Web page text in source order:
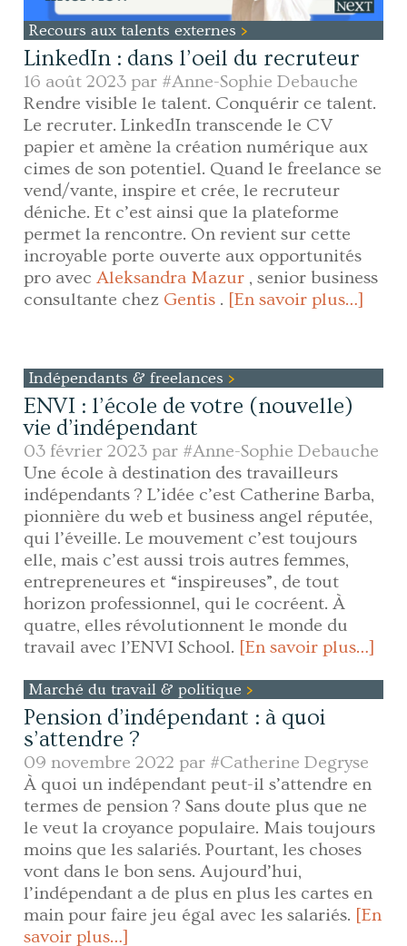
Recours aux talents externes
LinkedIn : dans l’oeil du recruteur
16 août 2023 par #Anne-Sophie Debauche
Rendre visible le talent. Conquérir ce talent.
Le recruter. LinkedIn transcende le CV
papier et amène la création numérique aux
cimes de son potentiel. Quand le freelance se
vend/vante, inspire et crée, le recruteur
déniche. Et c’est ainsi que la plateforme
permet la rencontre. On revient sur cette
incroyable porte ouverte aux opportunités
pro avecAleksandra Mazur , senior business
consultante chez Gentis . [En savoir plus…]
Indépendants & freelances
ENVI : l’école de votre (nouvelle)
vie d’indépendant
03 février 2023 par #Anne-Sophie Debauche
Une école à destination des travailleurs
indépendants ? L’idée c’est Catherine Barba,
pionnière du web et business angel réputée,
qui l’éveille. Le mouvement c’est toujours
elle, mais c’est aussi trois autres femmes,
entrepreneures et “inspireuses”, de tout
horizon professionnel, qui le cocréent. À
quatre, elles révolutionnent le monde du
travail avec l’ENVI School. [En savoir plus…]
Marché du travail & politique
Pension d’indépendant : à quoi
s’attendre ?
09 novembre 2022 par #Catherine Degryse
À quoi un indépendant peut-il s’attendre en
termes de pension ? Sans doute plus que ne
le veut la croyance populaire. Mais toujours
moins que les salariés. Pourtant, les choses
vont dans le bon sens. Aujourd’hui,
l’indépendant a de plus en plus les cartes en
main pour faire jeu égal avec les salariés. [En
savoir plus…]